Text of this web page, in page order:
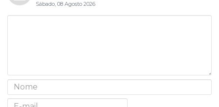
Sábado, 08 Agosto 2026